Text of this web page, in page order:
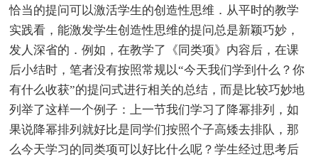
恰当的提问可以激活学生的创造性思维．从平时的教学
实践看，能激发学生创造性思维的提问总是新颖巧妙，
发人深省的．例如，在教学了《同类项》内容后，在课
后小结时，笔者没有按照常规以“今天我们学到什么？你
有什么收获”的提问式进行相关的总结，而是比较巧妙地
列举了这样一个例子：上一节我们学习了降幂排列，如
果说降幂排列就好比是同学们按照个子高矮去排队，那
么今天学习的同类项可以好比什么呢？学生经过思考后